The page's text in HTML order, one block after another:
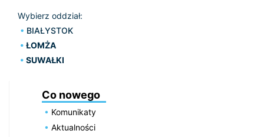
Wybierz oddział:
BIAŁYSTOK
ŁOMŻA
SUWAŁKI
Co nowego
Komunikaty
Aktualności